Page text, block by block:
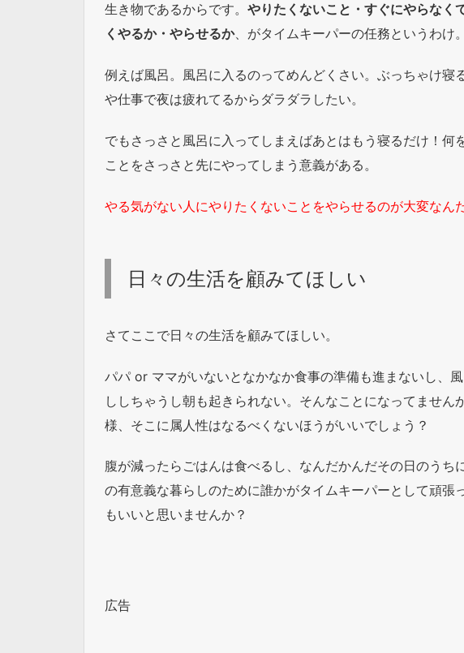
生き物であるからです。 やりたくないこと・すぐにやらなく
くやるか・やらせるか、がタイムキーパーの任務というわけ。
例えば風呂。風呂に入るのってめんどくさい。ぶっちゃけ寝
や仕事で夜は疲れてるからダラダラしたい。
でもさっさと風呂に入ってしまえばあとはもう寝るだけ！何
ことをさっさと先にやってしまう意義がある。
やる気がない人にやりたくないことをやらせるのが大変なん
日々の生活を顧みてほしい
さてここで日々の生活を顧みてほしい。
パパ or ママがいないとなかなか食事の準備も進まないし、
ししちゃうし朝も起きられない。そんなことになってません
様、そこに属人性はなるべくないほうがいいでしょう？
腹が減ったらごはんは食べるし、なんだかんだその日のうち
の有意義な暮らしのために誰かがタイムキーパーとして頑張
もいいと思いませんか？
広告